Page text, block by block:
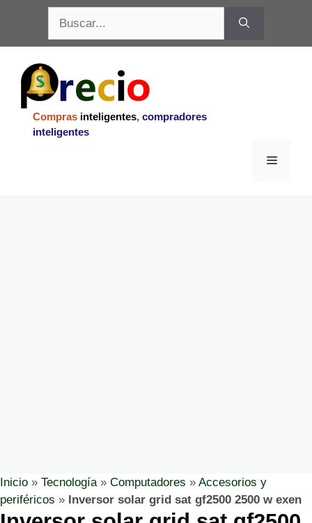
contenido
Compras inteligentes, compradores
inteligentes
Menu
Inicio » Tecnología» Computadores » Accesorios y
periféricos » Inversor solar grid sat gf2500 2500 w exen